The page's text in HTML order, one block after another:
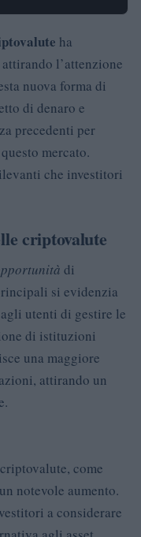
ha
l’attenzione
nuova forma di
di denaro e
precedenti per
mercato.
che investitori
criptovalute
di
si evidenzia
utenti di gestire le
di istituzioni
una maggiore
attirando un
come
notevole aumento.
a considerare